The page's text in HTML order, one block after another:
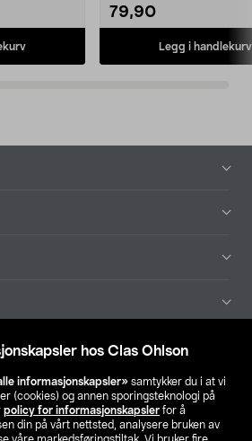
hos Clas Ohlson
informasjonskapsler» samtykker du i at vi
(cookies) og annen sporingsteknologi på
policy for informasjonskapsler for å
din på vårt nettsted, analysere bruken av
79,90
Legg i handlekurv
Finn din butikk
SE NO FI